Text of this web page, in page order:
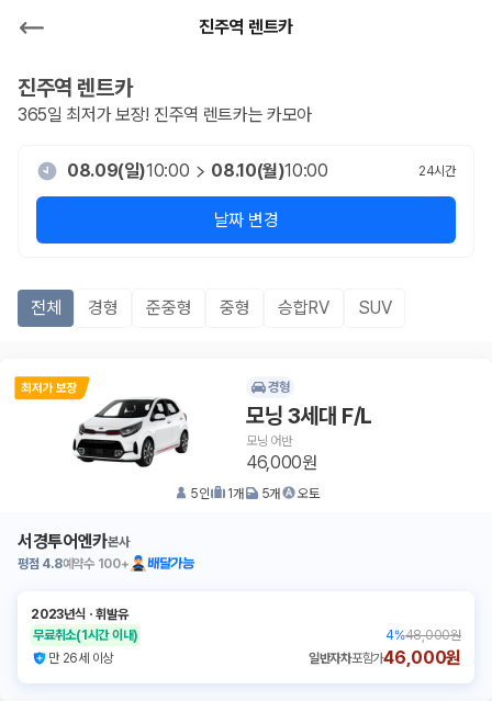
진주역 렌트카
진주역 렌트카
365일 최저가 보장! 진주역 렌트카는 카모아
08.09(일)10:00 08.10(월)10:00 24시간
날짜 변경
전체 경형 준중형 중형 승합RV SUV
경형
모닝 3세대 F/L
모닝 어반
46,000원
5인 1개 5개 오토
서경투어엔카본사
평점 4.8예약수 100+ 배달가능
2023년식 ㆍ휘발유
무료취소(1시간 이내) 4%48,000원
만 26세 이상
일반자차포함가46,000원